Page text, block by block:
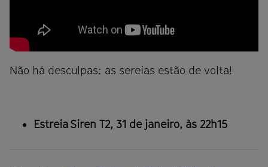
Não há desculpas: as sereias estão de volta!
Estreia Siren T2, 31 de janeiro, às 22h15